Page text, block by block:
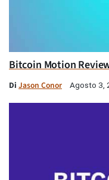
Bitcoin Motion
Di Jason Conor Agosto 3,